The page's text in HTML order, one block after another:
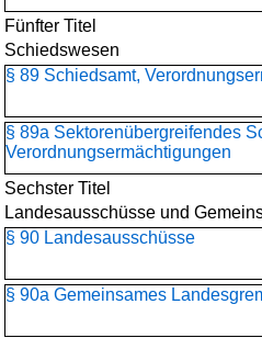
Fünfter Titel
Schiedswesen
§ 89 Schiedsamt,
§ 89a Sektorenübergreifendes
Verordnungsermächtigungen
Sechster Titel
Landesausschüsse und
§ 90 Landesausschüsse
§ 90a Gemeinsames